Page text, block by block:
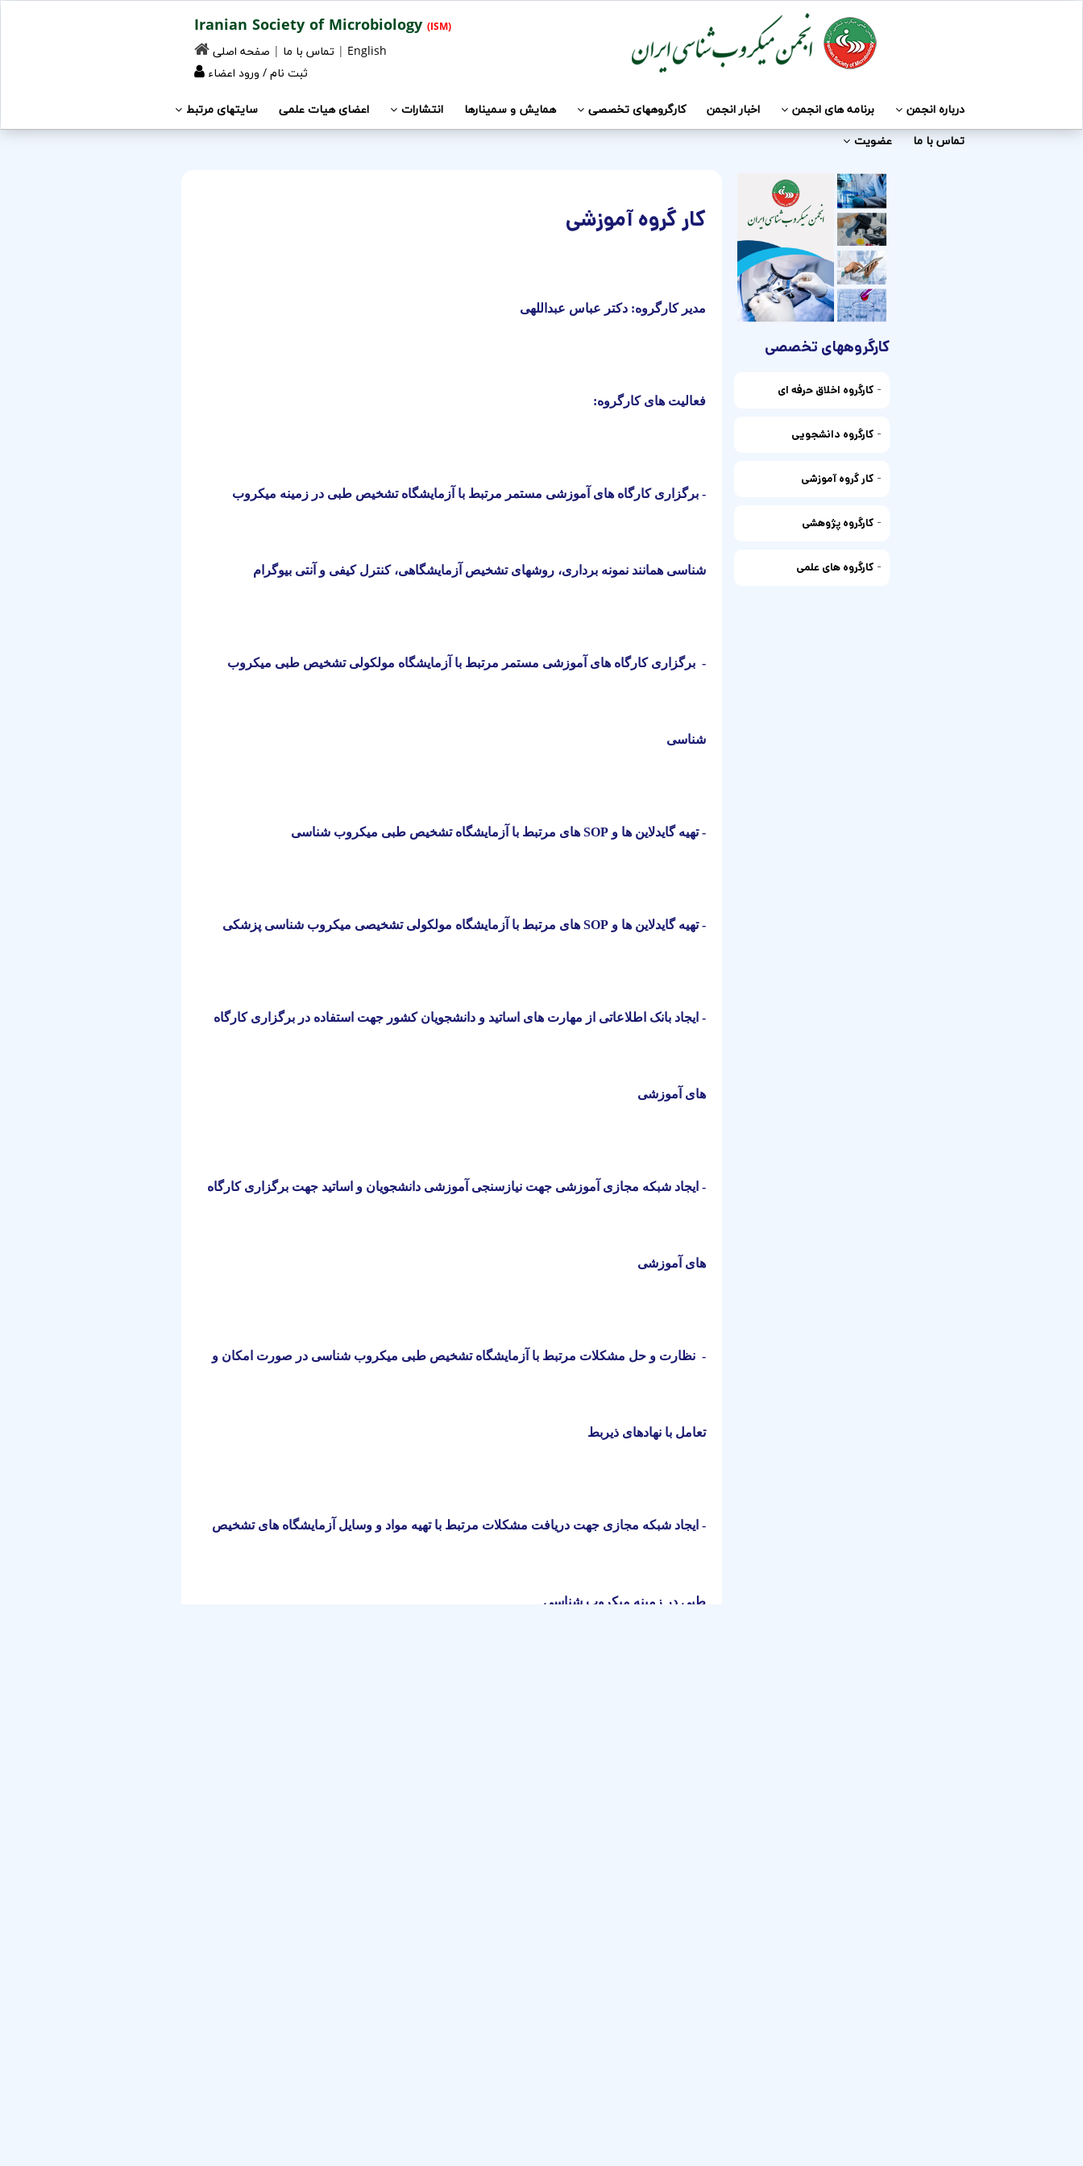
Iranian Society of Microbiology
(ISM)
English تماس با ما
صفحه اصلی
ثبت نام / ورود اعضاء
درباره انجمن برنامه های انجمن اخبار انجمن کارگروههای تخصصی همایش و سمینارها انتشارات اعضای هیات علمی سایتهای مرتبط
تماس با ما عضویت
کارگروههای تخصصی
- کارگروه اخلاق حرفه ای
- کارگروه دانشجویی
- کار گروه آموزشی
- كارگروه پژوهشی
- کارگروه های علمی
کار گروه آموزشی
مدیر کارگروه: دکتر عباس عبداللهی
فعالیت های کارگروه:
- برگزاری کارگاه های آموزشی مستمر مرتبط با آزمایشگاه تشخیص طبی در زمینه میکروب
شناسی همانند نمونه برداری، روشهای تشخیص آزمایشگاهی، کنترل کیفی و آنتی بیوگرام
-برگزاری کارگاه های آموزشی مستمر مرتبط با آزمایشگاه مولکولی تشخیص طبی میکروب
شناسی
-تهیه گایدلاین ها وSOP های مرتبط با آزمایشگاه تشخیص طبی میکروب شناسی
-تهیه گایدلاین ها وSOP های مرتبط با آزمایشگاه مولکولی تشخیصی میکروب شناسی پزشکی
- ایجاد بانک اطلاعاتی از مهارت های اساتید و دانشجویان کشور جهت استفاده در برگزاری کارگاه
های آموزشی
- ایجاد شبکه مجازی آموزشی جهت نیازسنجی آموزشی دانشجویان و اساتید جهت برگزاری کارگاه
های آموزشی
-نظارت و حل مشکلات مرتبط با آزمایشگاه تشخیص طبی میکروب شناسی در صورت امکان و
تعامل با نهادهای ذیربط
- ایجاد شبکه مجازی جهت دریافت مشکلات مرتبط با تهیه مواد و وسایل آزمایشگاه های تشخیص
طبی در زمینه میکروب شناسی